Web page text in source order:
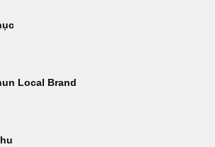
Local Brand